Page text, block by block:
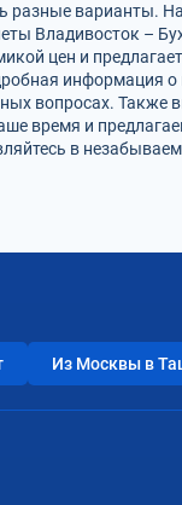
разные варианты.
Владивосток –
цен и
информация о
вопросах. Также
время и
в
Из Москвы в